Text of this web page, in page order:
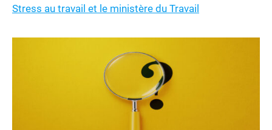
Stress au travail et le ministère du Travail